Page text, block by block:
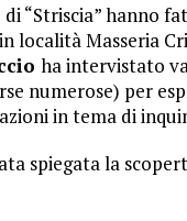
“Striscia” hanno
località Masseria
ha intervistato
numerose) per
in tema di
spiegata la